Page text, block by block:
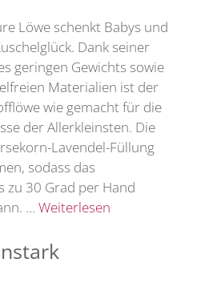
Löwe schenkt Babys und
Dank seiner
geringen Gewichts sowie
Materialien ist der
wie gemacht für die
der Allerkleinsten. Die
Lavendel-Füllung
sodass das
zu 30 Grad per Hand
… Weiterlesen